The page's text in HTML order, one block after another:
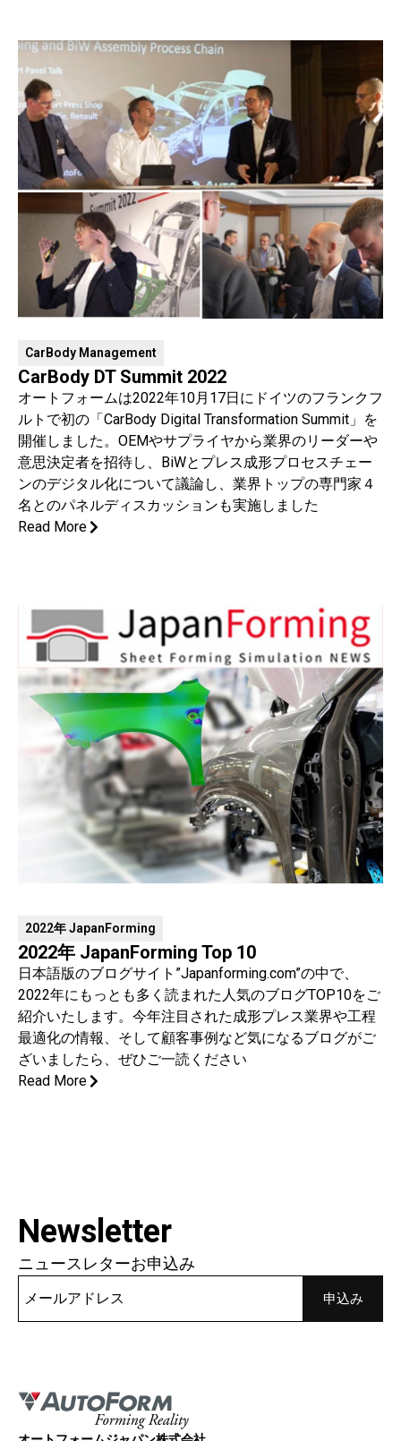
CarBody Management
CarBody DT Summit 2022
オートフォームは2022年10月17日にドイツのフランクフ
ルトで初の「CarBody Digital Transformation Summit」を
開催しました。OEMやサプライヤから業界のリーダーや
意思決定者を招待し、BiWとプレス成形プロセスチェー
ンのデジタル化について議論し、業界トップの専門家４
名とのパネルディスカッションも実施しました
Read More
2022年 JapanForming
2022年 JapanForming Top 10
日本語版のブログサイト”Japanforming.com”の中で、
2022年にもっとも多く読まれた人気のブログTOP10をご
紹介いたします。今年注目された成形プレス業界や工程
最適化の情報、そして顧客事例など気になるブログがご
ざいましたら、ぜひご一読ください
Read More
Newsletter
ニュースレターお申込み